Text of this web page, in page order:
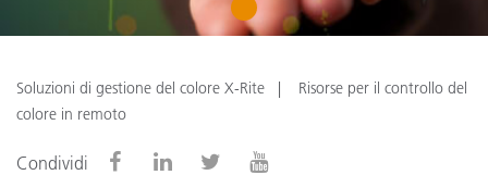
1
Soluzioni di gestione del colore X-Rite
Risorse per il controllo del
colore in remoto
Condividi